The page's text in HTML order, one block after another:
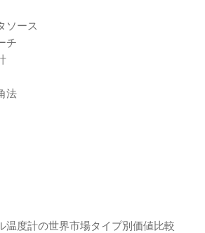
ソース
チ
法
温度計の世界市場タイプ別価値比較